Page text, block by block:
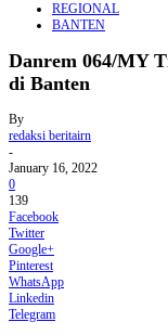
REGIONAL
BANTEN
Danrem 064/MY
di Banten
By
redaksi beritairn
-
January 16, 2022
0
139
Facebook
Twitter
Google+
Pinterest
WhatsApp
Linkedin
Telegram